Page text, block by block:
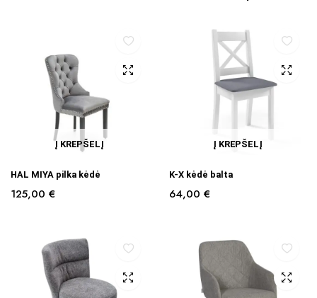
Į KREPŠELĮ
HAL MIYA pilka kėdė
125,00 €
Į KREPŠELĮ
K-X kėdė balta
64,00 €